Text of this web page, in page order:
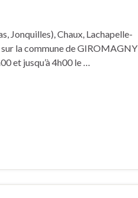
Jonquilles), Chaux, Lachapelle-
sur la commune de GIROMAGNY
et jusqu’à 4h00 le …